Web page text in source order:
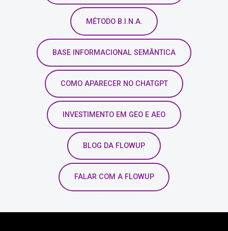
MÉTODO B.I.N.A.
BASE INFORMACIONAL SEMÂNTICA
COMO APARECER NO CHATGPT
INVESTIMENTO EM GEO E AEO
BLOG DA FLOWUP
FALAR COM A FLOWUP